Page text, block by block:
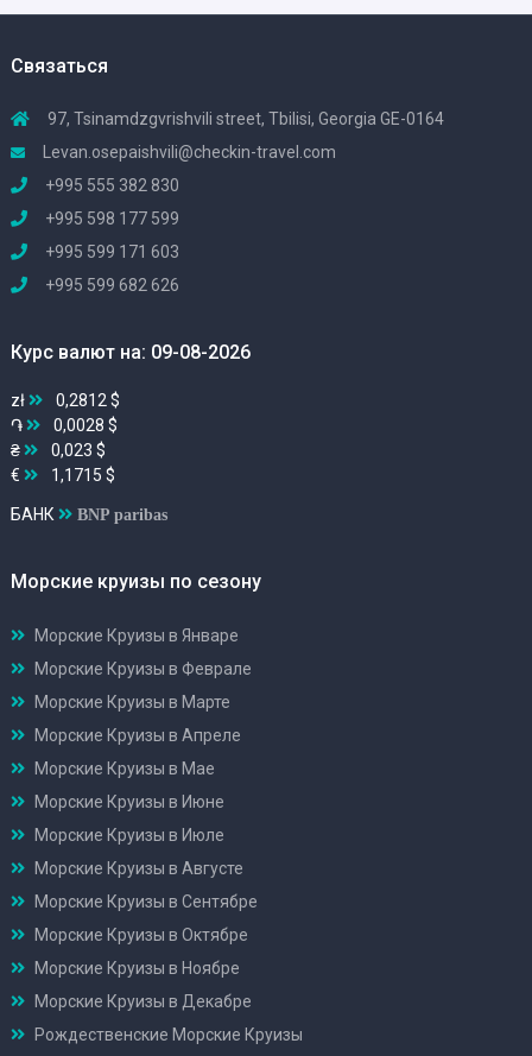
Связаться
97, Tsinamdzgvrishvili street, Tbilisi, Georgia GE-0164
Levan.osepaishvili@checkin-travel.com
+995 555 382 830
+995 598 177 599
+995 599 171 603
+995 599 682 626
Курс валют на: 09-08-2026
zł
0,2812 $
֏
0,0028 $
₴
0,023 $
€
1,1715 $
БАНК BNP paribas
Морские круизы по сезону
Морские Круизы в Январе
Морские Круизы в Феврале
Морские Круизы в Марте
Морские Круизы в Апреле
Морские Круизы в Мае
Морские Круизы в Июне
Морские Круизы в Июле
Морские Круизы в Августе
Морские Круизы в Сентябре
Морские Круизы в Октябре
Морские Круизы в Ноябре
Морские Круизы в Декабре
Рождественские Морские Круизы